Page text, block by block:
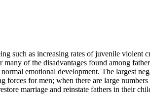
such as increasing rates of juvenile violent
of the disadvantages found among
emotional development. The largest
for men; when there are large
marriage and reinstate fathers in their